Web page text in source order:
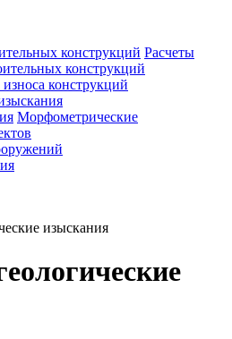
конструкций Расчеты
конструкций
конструкций
Морфометрические
изыскания